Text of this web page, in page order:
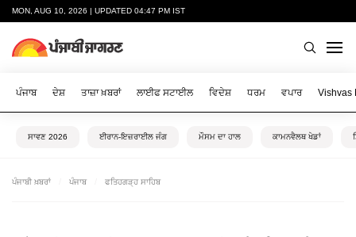
MON, AUG 10, 2026 | UPDATED 04:47 PM IST
ਪੰਜਾਬ ਦੇਸ਼ ਤਾਜ਼ਾ ਖ਼ਬਰਾਂ ਲਾਈਫ ਸਟਾਈਲ ਵਿਦੇਸ਼ ਧਰਮ ਵਪਾਰ Vishvas
ਸਾਵਣ 2026 ਈਰਾਨ-ਇਜ਼ਰਾਈਲ ਜੰਗ ਮੌਸਮ ਦਾ ਹਾਲ ਕਾਮਨਵੈਲਥ ਖੇਡਾਂ
ਪੰਜਾਬੀ ਖ਼ਬਰਾਂ ਪੰਜਾਬ ਫਤਿਹਗੜ੍ਹ ਸਾਹਿਬ